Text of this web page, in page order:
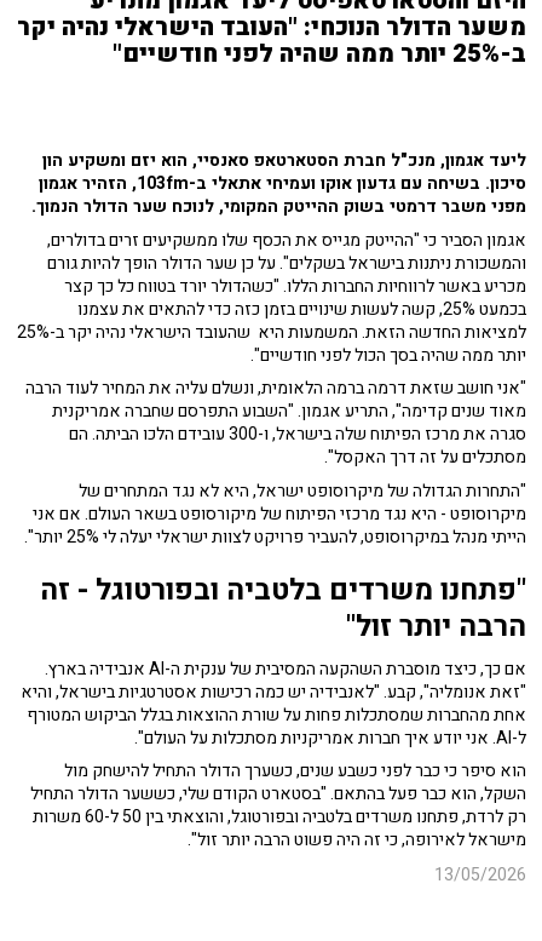
משער הדולר הנוכחי: "העובד הישראלי נהיה יקר
ב-25% יותר ממה שהיה לפני חודשיים"
ליעד אגמון, מנכ"ל חברת הסטארטאפ סאנסיי, הוא יזם ומשקיע הון
סיכון. בשיחה עם גדעוןא
וקו ועמיחי אתאלי ב-103fm, הזהיר אגמון
מפני משבר דרמטי בשוק ההייטק המקומי, לנוכח שער הדולר הנמוך.
אגמון הסביר כי "ההייטק מגייס את הכסף שלו ממשקיעים זרים בדולרים,
והמשכורת ניתנות בישראל בשקלים". על כן שער הדולר הופך להיות גורם
מכריע באשר לרווחיות החברות הללו. "כשהדולר יורד בטווח כל כך קצר
בכמעט 25%, קשה לעשות שינויים בזמן כזה כדי להתאים את עצמנו
למציאות החדשה הזאת. המשמעות היא שהעובד הישראלי נהיה יקר ב-25%
יותר ממה שהיה בסך הכול לפני חודשיים".
"אני חושב שזאת דרמה ברמה הלאומית, ונשלם עליה את המחיר לעוד הרבה
מאוד שנים קדימה", התריע אגמון. "השבוע התפרסם שחברה אמריקנית
סגרה את מרכז הפיתוח שלה בישראל, ו-300 עובידם הלכו הביתה. הם
מסתכלים על זה דרך האקסל".
"התחרות הגדולה של מיקרוסופט ישראל, היא לא נגד המתחרים של
מיקרוסופט - היא נגד מרכזי הפיתוח של מיקורסופט בשאר העולם. אם אני
הייתי מנהל במיקרוסופט, להעביר פרויקט לצוות ישראלי יעלה לי 25% יותר".
"פתחנו משרדים בלטביה ובפורטוגל - זה
הרבה יותר זול"
אם כך, כיצד מוסברת השהקעה המסיבית של ענקית ה-AI אנבידיה בארץ.
"זאת אנומליה", קבע. "לאנבידיה יש כמה רכישות אסטרטגיות בישראל, והיא
אחת מהחברות שמסתכלות פחות על שורת ההוצאות בגלל הביקוש המטורף
ל-AI. אני יודע איך חברות אמריקניות מסתכלות על העולם".
הוא סיפר כי כבר לפני כשבע שנים, כשערך הדולר התחיל להישחק מול
השקל, הוא כבר פעל בהתאם. "בסטארט הקודם שלי, כששער הדולר התחיל
רק לרדת, פתחנו משרדים בלטביה ובפורטוגל, והוצאתי בין 50 ל-60 משרות
מישראל לאירופה, כי זה היה פשוט הרבה יותר זול".
13/05/2026